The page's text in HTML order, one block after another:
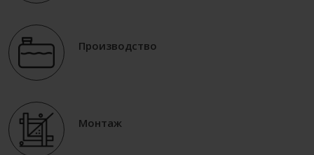
Производство
Монтаж